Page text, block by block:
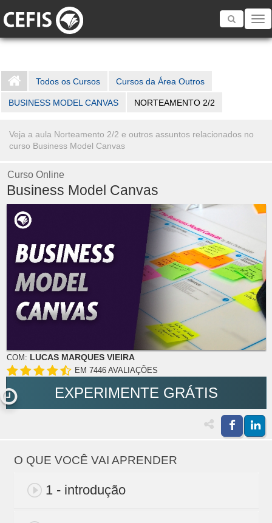
Toggle
Todos os Cursos Cursos da Área Outros
BUSINESS MODEL CANVAS NORTEAMENTO 2/2
Veja a aula Norteamento 2/2 e outros assuntos relacionados no
curso Business Model Canvas
Curso Online
Business Model Canvas
COM: LUCAS MARQUES VIEIRA
EM 7446 AVALIAÇÕES
EXPERIMENTE GRÁTIS
O QUE VOCÊ VAI APRENDER
1 - introdução